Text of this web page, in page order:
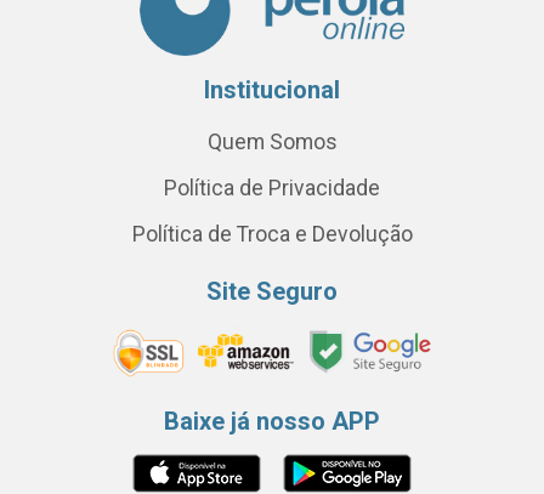
Institucional
Quem Somos
Política de Privacidade
Política de Troca e Devolução
Site Seguro
Baixe já nosso APP